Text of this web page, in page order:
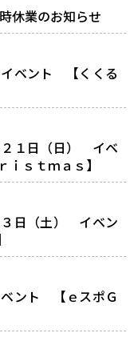
休業のお知らせ
ベント 【くくる
１日（日） イベ
ｓｔｍａｓ】
日（土） イベン
ント 【ｅスポＧ